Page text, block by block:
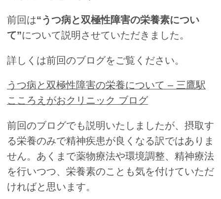
前回は“うつ病と双極性障害の栄養素につい
て”について説明させていただきました。
詳しくは前回のブログをご覧ください。
うつ病と双極性障害の栄養について – 三鷹駅
こころえがおクリニック ブログ
前回のブログでも説明いたしましたが、摂取す
る栄養のみで精神疾患が良くなる訳ではありま
せん。あくまで薬物療法や環境調整、精神療法
を行いつつ、栄養素のことも気を付けていただ
ければと思います。